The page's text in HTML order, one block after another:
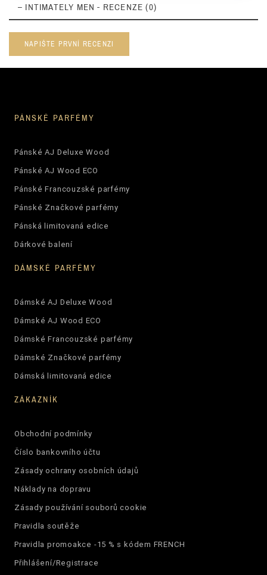
– INTIMATELY MEN - RECENZE (0)
NAPIŠTE PRVNÍ RECENZI
PÁNSKÉ PARFÉMY
Pánské AJ Deluxe Wood
Pánské AJ Wood ECO
Pánské Francouzské parfémy
Pánské Značkové parfémy
Pánská limitovaná edice
Dárkové balení
DÁMSKÉ PARFÉMY
Dámské AJ Deluxe Wood
Dámské AJ Wood ECO
Dámské Francouzské parfémy
Dámské Značkové parfémy
Dámská limitovaná edice
ZÁKAZNÍK
Obchodní podmínky
Číslo bankovního účtu
Zásady ochrany osobních údajů
Náklady na dopravu
Zásady používání souborů cookie
Pravidla soutěže
Pravidla promoakce -15 % s kódem FRENCH
Přihlášení/Registrace